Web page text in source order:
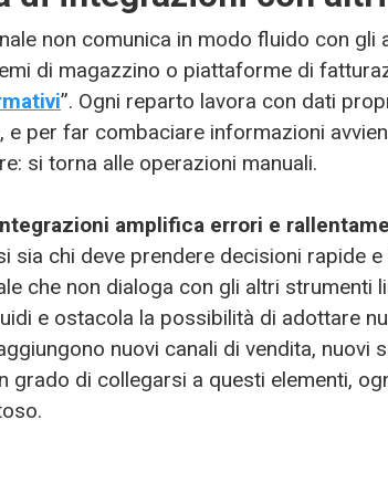
non comunica in modo fluido con gli
di magazzino o piattaforme di
”. Ogni reparto lavora con dati
e per far combaciare informazioni
si torna alle operazioni manuali.
amplifica errori e
sia chi deve prendere decisioni rapide
che non dialoga con gli altri strumenti
e ostacola la possibilità di adottare
nuovi canali di vendita, nuovi
grado di collegarsi a questi elementi,